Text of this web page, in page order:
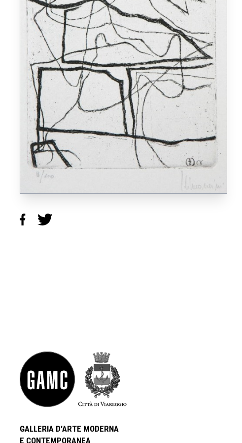
GALLERIA D'ARTE MODERNA
E CONTEMPORANEA